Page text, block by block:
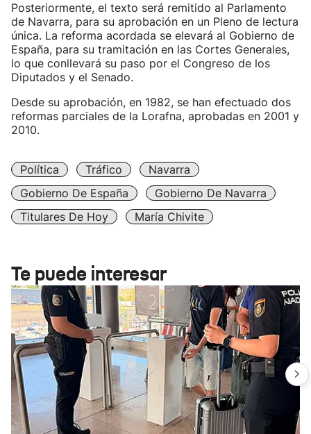
Posteriormente, el texto será remitido al Parlamento
de Navarra, para su aprobación en un Pleno de lectura
única. La reforma acordada se elevará al Gobierno de
España, para su tramitación en las Cortes Generales,
lo que conllevará su paso por el Congreso de los
Diputados y el Senado.
Desde su aprobación, en 1982, se han efectuado dos
reformas parciales de la Lorafna, aprobadas en 2001 y
2010.
Política Tráfico
Navarra
Gobierno De España
Gobierno De Navarra
Titulares De Hoy
María Chivite
Te puede interesar